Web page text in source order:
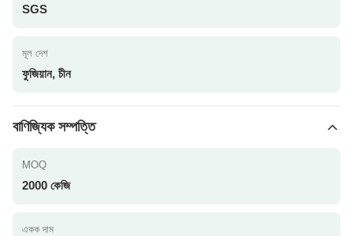
SGS
মূল দেশ
ফুজিয়ান, চীন
বাণিজ্যিক সম্পত্তি
MOQ
2000 কেজি
একক দাম